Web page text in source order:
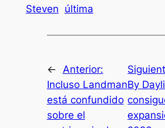
Steven última
← Anterior:
Incluso Landman
está confundido
sobre el
By